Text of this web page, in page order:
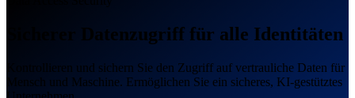
Sicherer Datenzugriff für alle Identitäten
Kontrollieren und sichern Sie den Zugriff auf vertrauliche Daten für
Mensch und Maschine. Ermöglichen Sie ein sicheres, KI-gestütztes